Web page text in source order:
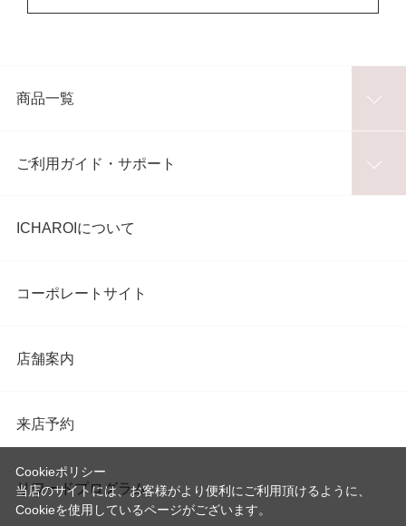
商品一覧
ご利用ガイド・サポート
ICHAROIについて
コーポレートサイト
店舗案内
来店予約
リワードプログラム
Cookieポリシー
当店のサイトには、お客様がより便利にご利用頂けるように、
Cookieを使用しているページがございます。